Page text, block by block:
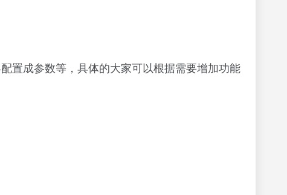
置成参数等，具体的大家可以根据需要增加功能